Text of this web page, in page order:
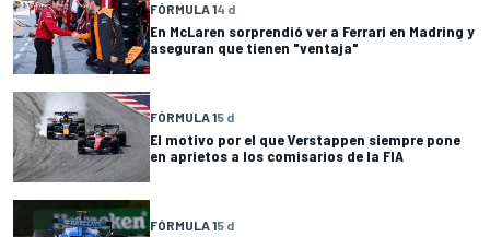
FÓRMULA 14 d
En McLaren sorprendió ver a Ferrari en Madring y
aseguran que tienen "ventaja"
FÓRMULA 15 d
El motivo por el que Verstappen siempre pone
en aprietos a los comisarios de la FIA
FÓRMULA 15 d